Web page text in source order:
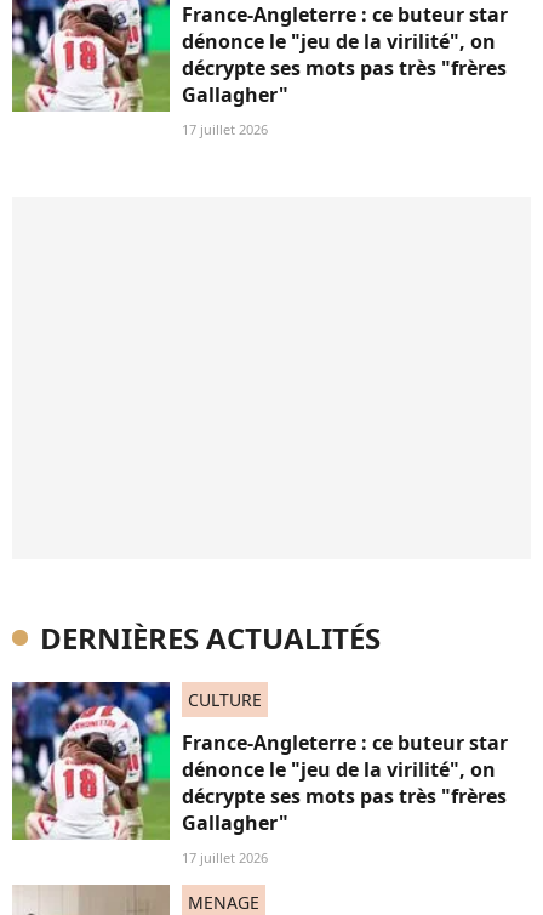
France-Angleterre : ce buteur star
dénonce le "jeu de la virilité", on
décrypte ses mots pas très "frères
Gallagher"
17 juillet 2026
DERNIÈRES ACTUALITÉS
CULTURE
France-Angleterre : ce buteur star
dénonce le "jeu de la virilité", on
décrypte ses mots pas très "frères
Gallagher"
17 juillet 2026
MENAGE